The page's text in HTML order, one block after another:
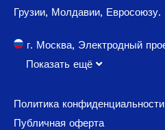
Грузии, Молдавии, Евросоюзу.
г. Москва, Электродный
Показать ещё
Политика конфиденциальности
Публичная оферта